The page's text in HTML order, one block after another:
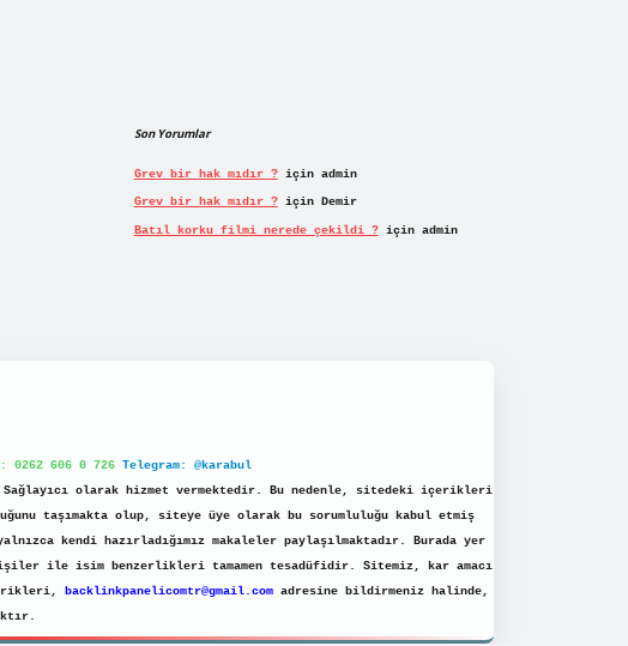
Son Yorumlar
Grev bir hak mıdır ?için admin
Grev bir hak mıdır ?için Demir
Batıl korku filmi nerede çekildi ?için admin
0262 606 0 726
Telegram: @karabul
olarak hizmet vermektedir. Bu nedenle, sitedeki içerikleri
taşımakta olup, siteye üye olarak bu sorumluluğu kabul etmiş
kendi hazırladığımız makaleler paylaşılmaktadır. Burada yer
ile isim benzerlikleri tamamen tesadüfidir. Sitemiz, kar amacı
backlinkpanelicomtr@gmail.com adresine bildirmeniz halinde,